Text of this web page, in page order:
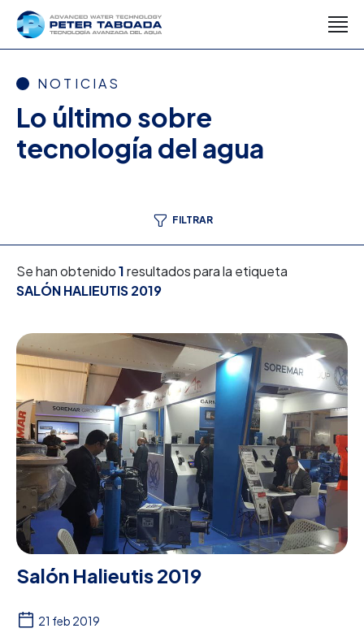
NOTICIAS
Lo último sobre
tecnología del agua
FILTRAR
Se han obtenido1resultados para la etiqueta
SALÓN HALIEUTIS 2019
Salón Halieutis 2019
21 feb 2019